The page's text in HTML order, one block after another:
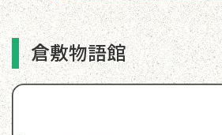
倉敷物語館